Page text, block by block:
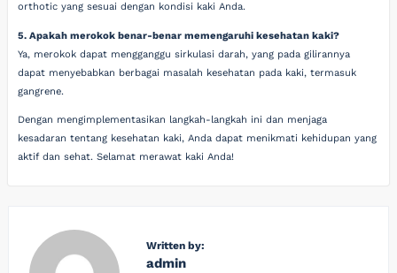
orthotic yang sesuai dengan kondisi kaki Anda.
5. Apakah merokok benar-benar memengaruhi kesehatan kaki?
Ya, merokok dapat mengganggu sirkulasi darah, yang pada gilirannya
dapat menyebabkan berbagai masalah kesehatan pada kaki, termasuk
gangrene.
Dengan mengimplementasikan langkah-langkah ini dan menjaga
kesadaran tentang kesehatan kaki, Anda dapat menikmati kehidupan yang
aktif dan sehat. Selamat merawat kaki Anda!
Written by:
admin